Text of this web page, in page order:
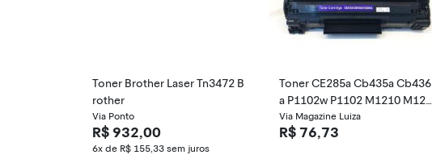
Toner Brother Laser Tn3472 B
rother
Via Ponto
R$ 932,00
6x de R$ 155,33 sem juros
Toner CE285a Cb435a Cb436
a P1102w P1102 M1210 M121
2 compatível
Via Magazine Luiza
R$ 76,73